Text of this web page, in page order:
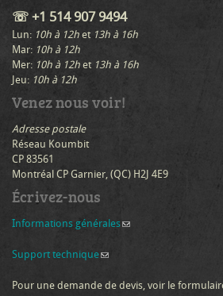
☏ +1 514 907 9494
Lun: 10h à 12h et 13h à 16h
Mar: 10h à 12h
Mer: 10h à 12h et 13h à 16h
Jeu: 10h à 12h
Venez nous voir!
Adresse postale
Réseau Koumbit
CP 83561
Montréal CP Garnier, (QC) H2J 4E9
Écrivez-nous
Informations générales(link sends e-mail)
Support technique(link sends e-mail)
Pour une demande de devis, voir le